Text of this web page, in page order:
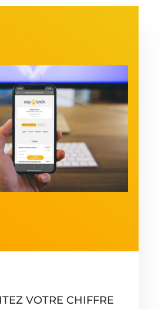
VOTRE CHIFFRE